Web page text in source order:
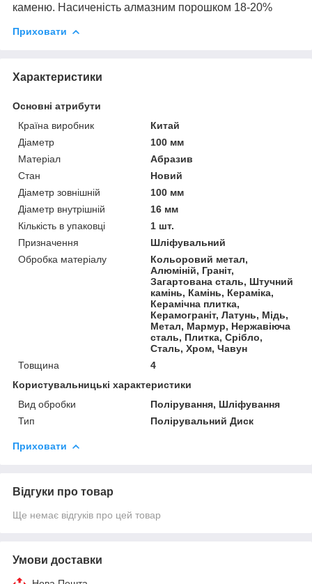
каменю. Насиченість алмазним порошком 18-20%
Приховати
Характеристики
Основні атрибути
Країна виробник
Китай
Діаметр
100 мм
Матеріал
Абразив
Стан
Новий
Діаметр зовнішній
100 мм
Діаметр внутрішній
16 мм
Кількість в упаковці
1 шт.
Призначення
Шліфувальний
Обробка матеріалу
Кольоровий метал,
Алюміній, Граніт,
Загартована сталь, Штучний
камінь, Камінь, Кераміка,
Керамічна плитка,
Керамограніт, Латунь, Мідь,
Метал, Мармур, Нержавіюча
сталь, Плитка, Срібло,
Сталь, Хром, Чавун
Товщина
4
Користувальницькі характеристики
Вид обробки
Полірування, Шліфування
Тип
Полірувальний Диск
Приховати
Відгуки про товар
Ще немає відгуків про цей товар
Умови доставки